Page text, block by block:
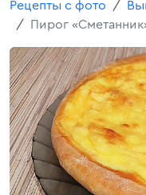
Рецепты с фото
Пирог